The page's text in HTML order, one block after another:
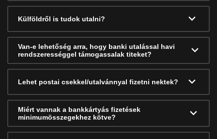
Külföldről is tudok utalni?
Van-e lehetőség arra, hogy banki utalással havi
rendszerességgel támogassalak titeket?
Lehet postai csekkel/utalvánnyal fizetni nektek?
Miért vannak a bankkártyás fizetések
minimumösszegekhez kötve?